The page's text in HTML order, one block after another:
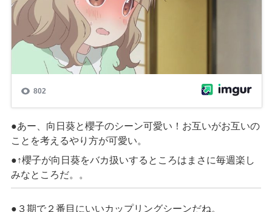
●あー、向日葵と櫻子のシーン可愛い！お互いがお互いの
ことを考えるやり方が可愛い。
●↑櫻子が向日葵をバカ扱いするところはまさに毎週楽し
みなところだ。。
●３期で２番目にいいカップリングシーンだね。